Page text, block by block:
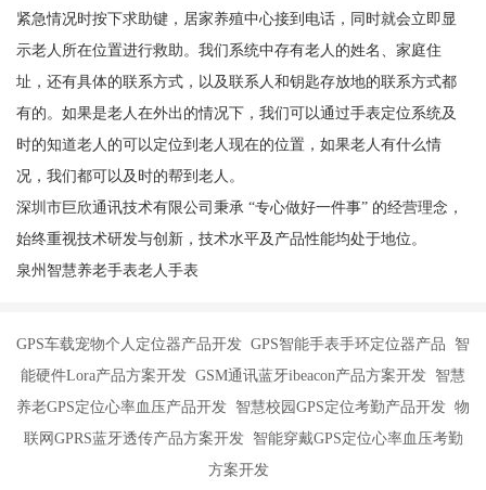
紧急情况时按下求助键，居家养殖中心接到电话，同时就会立即显
示老人所在位置进行救助。我们系统中存有老人的姓名、家庭住
址，还有具体的联系方式，以及联系人和钥匙存放地的联系方式都
有的。如果是老人在外出的情况下，我们可以通过手表定位系统及
时的知道老人的可以定位到老人现在的位置，如果老人有什么情
况，我们都可以及时的帮到老人。
深圳市巨欣通讯技术有限公司秉承 “专心做好一件事” 的经营理念，
始终重视技术研发与创新，技术水平及产品性能均处于地位。
泉州智慧养老手表老人手表
GPS车载宠物个人定位器产品开发 GPS智能手表手环定位器产品 智
能硬件Lora产品方案开发 GSM通讯蓝牙ibeacon产品方案开发 智慧
养老GPS定位心率血压产品开发 智慧校园GPS定位考勤产品开发 物
联网GPRS蓝牙透传产品方案开发 智能穿戴GPS定位心率血压考勤
方案开发